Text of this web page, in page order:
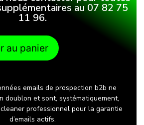
au 07 82 75
11 96.
au panier
emails de prospection b2b ne
doublon et sont, systématiquement,
professionnel pour la garantie
d’emails actifs.